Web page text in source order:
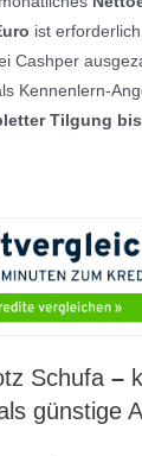
ist
Cashper
Kennenlern-
Tilgung
Schufa–
günstige